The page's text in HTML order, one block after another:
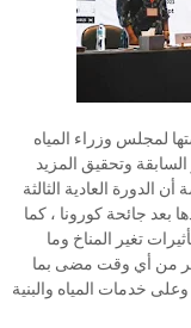
لمجلس وزراء المياه
وتحقيق المزيد
الدورة العادية الثالثة
بعد جائحة كورونا ، كما
تغير المناخ وما
من أي وقت مضى بما
خدمات المياه والبنية